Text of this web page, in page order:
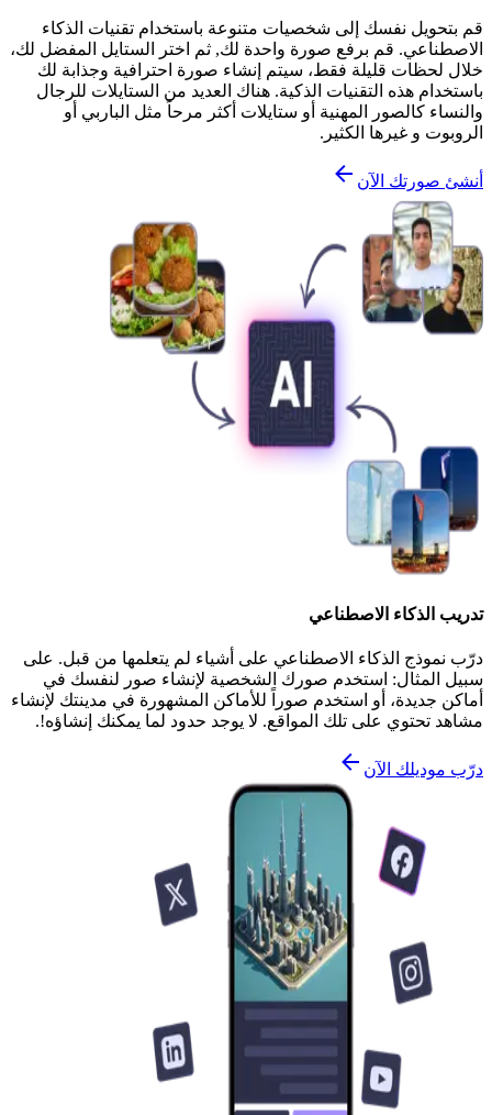
قم بتحويل نفسك إلى شخصيات متنوعة باستخدام تقنيات الذكاء
الاصطناعي. قم برفع صورة واحدة لك, ثم اختر الستايل المفضل لك،
خلال لحظات قليلة فقط، سيتم إنشاء صورة احترافية وجذابة لك
باستخدام هذه التقنيات الذكية. هناك العديد من الستايلات للرجال
والنساء كالصور المهنية أو ستايلات أكثر مرحاً مثل الباربي أو
الروبوت و غيرها الكثير.
أنشئ صورتك الآن
تدريب الذكاء الاصطناعي
درّب نموذج الذكاء الاصطناعي على أشياء لم يتعلمها من قبل. على
سبيل المثال: استخدم صورك الشخصية لإنشاء صور لنفسك في
أماكن جديدة، أو استخدم صوراً للأماكن المشهورة في مدينتك لإنشاء
مشاهد تحتوي على تلك المواقع. لا يوجد حدود لما يمكنك إنشاؤه!.
درّب موديلك الآن